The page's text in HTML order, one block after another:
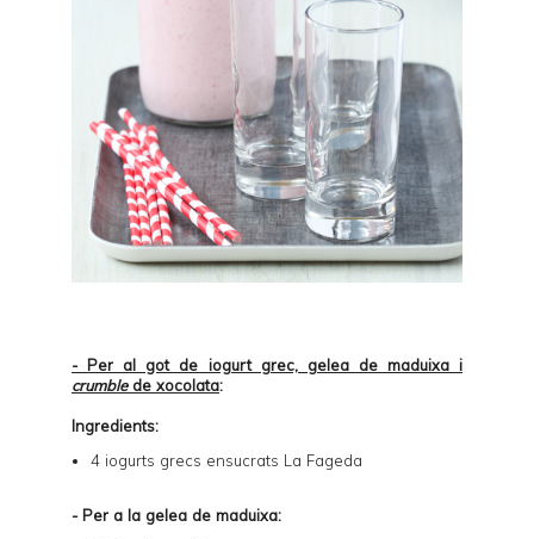
- Per al got de iogurt grec, gelea de maduixa i
crumblede xocolata:
Ingredients:
4 iogurts grecs ensucrats La Fageda
- Per a la gelea de maduixa: